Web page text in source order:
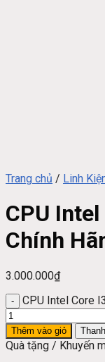
Trang chủ / Linh
CPU
Chính
3.000.000₫
CPU Intel Core
Thêm vào giỏ
Quà tặng / Khuyến